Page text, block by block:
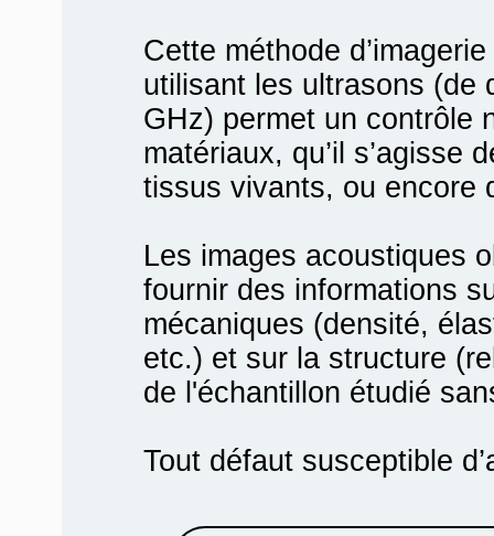
Cette méthode
utilisant les ultrasons (de
GHz) permet un contrôle
matériaux, qu’il s’agisse
tissus vivants, ou encore
Les images acoustiques
fournir des informations
mécaniques (densité,
etc.) et sur la structure
de l'échantillon étudié
Tout défaut susceptible